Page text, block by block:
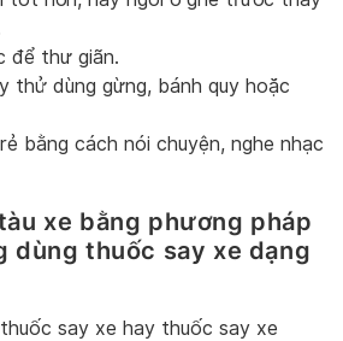
để thư giãn.
thử dùng gừng, bánh quy hoặc
bằng cách nói chuyện, nghe nhạc
xe bằng phương pháp
dùng thuốc say xe dạng
say xe hay thuốc say xe